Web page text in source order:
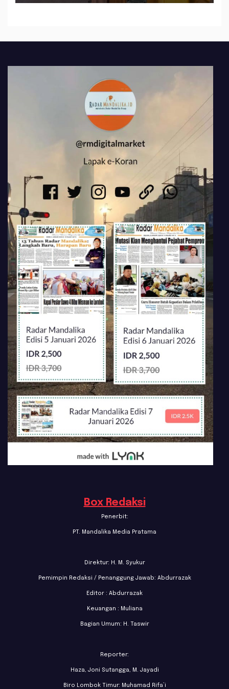
Box Redaksi
Penerbit:
PT. Mandalika Media Pratama
Direktur: H. M. Syukur
Pemimpin Redaksi / Penanggung Jawab: Abdurrazak
Editor : Abdurrazak
Keuangan : Muliana
Bagian Umum: H. Taswir
Reporter:
Haza, Joni Sutangga, M. Jayadi
Biro Lombok Timur: Muhamad Rifa’i